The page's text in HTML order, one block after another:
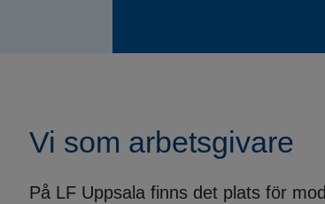
Vi som arbetsgivare
På LF Uppsala finns det plats för